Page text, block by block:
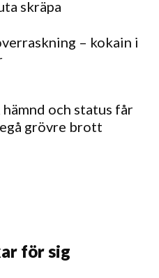
skräpa
– kokain i
hämnd och status får
grövre brott
för sig